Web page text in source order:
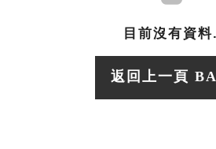
目前沒有資
返回上一頁